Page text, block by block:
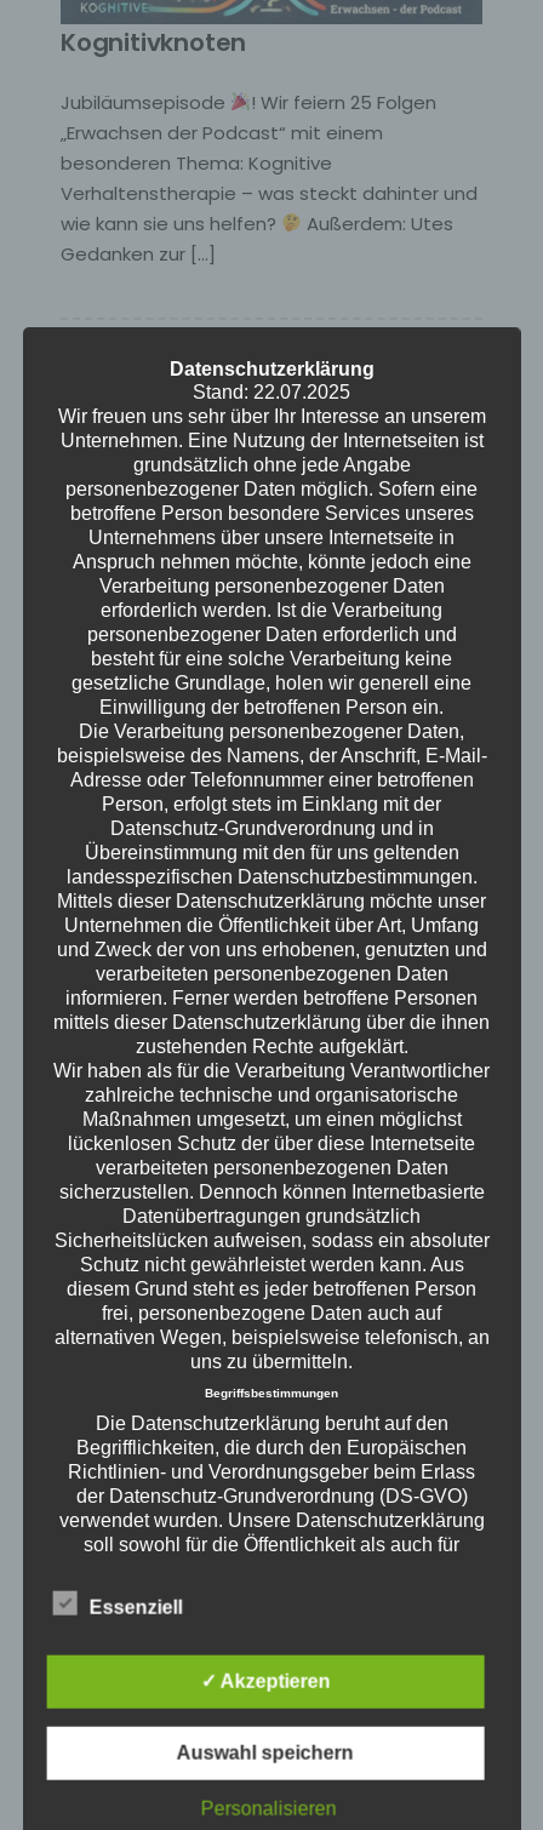
Kognitivknoten
Jubiläumsepisode
! Wir feiern 25 Folgen
„Erwachsen der Podcast“ mit einem
besonderen Thema: Kognitive
Verhaltenstherapie – was steckt dahinter und
wie kann sie uns helfen?
Außerdem: Utes
Gedanken zur […]
Corona reloaded
Ute ist wieder da! Ja, wir müssen nochmal
über COVID-19 reden, denn Ute bringt frische
Erfahrungen mit. Es folgt ein kleiner Ritt durch
das Erwachsensein. Irrsinn in der US-
Kandidaten-Debatte. Was macht ein
Holzknüppel im Turm eines Kampfpanzers?
Was ist das Gegenteil von Empathie? Fahren
Traktoren auch elektrisch? Hilft
Geoengineering gegen den Klimawandel? Wie
bereitet Ute eine Prüfung vor? Hörbar
mittendrin ist auch wieder Hund Milow. Viel
Spaß!
Erwachsen – der Podcast
science of everyday life
Wann ist man erwachsen? Wenn man an der
Wursttheke keine Wurst mehr auf die Hand
angeboten bekommt? Wenn man spät abends
Datenschutzerklärung
Stand: 22.07.2025
Wir freuen uns sehr über Ihr Interesse an unserem
Unternehmen. Eine Nutzung der Internetseiten ist
grundsätzlich ohne jede Angabe
personenbezogener Daten möglich. Sofern eine
betroffene Person besondere Services unseres
Unternehmens über unsere Internetseite in
Anspruch nehmen möchte, könnte jedoch eine
Verarbeitung personenbezogener Daten
erforderlich werden. Ist die Verarbeitung
personenbezogener Daten erforderlich und
besteht für eine solche Verarbeitung keine
gesetzliche Grundlage, holen wir generell eine
Einwilligung der betroffenen Person ein.
Die Verarbeitung personenbezogener Daten,
beispielsweise des Namens, der Anschrift, E-Mail-
Adresse oder Telefonnummer einer betroffenen
Person, erfolgt stets im Einklang mit der
Datenschutz-Grundverordnung und in
Übereinstimmung mit den für uns geltenden
landesspezifischen Datenschutzbestimmungen.
Mittels dieser Datenschutzerklärung möchte unser
Unternehmen die Öffentlichkeit über Art, Umfang
und Zweck der von uns erhobenen, genutzten und
verarbeiteten personenbezogenen Daten
informieren. Ferner werden betroffene Personen
mittels dieser Datenschutzerklärung über die ihnen
zustehenden Rechte aufgeklärt.
Wir haben als für die Verarbeitung Verantwortlicher
zahlreiche technische und organisatorische
Maßnahmen umgesetzt, um einen möglichst
lückenlosen Schutz der über diese Internetseite
verarbeiteten personenbezogenen Daten
sicherzustellen. Dennoch können Internetbasierte
Datenübertragungen grundsätzlich
Sicherheitslücken aufweisen, sodass ein absoluter
Schutz nicht gewährleistet werden kann. Aus
diesem Grund steht es jeder betroffenen Person
frei, personenbezogene Daten auch auf
alternativen Wegen, beispielsweise telefonisch, an
uns zu übermitteln.
Begriffsbestimmungen
Die Datenschutzerklärung beruht auf den
Begrifflichkeiten, die durch den Europäischen
Richtlinien- und Verordnungsgeber beim Erlass
der Datenschutz-Grundverordnung (DS-GVO)
verwendet wurden. Unsere Datenschutzerklärung
soll sowohl für die Öffentlichkeit als auch für
gewährleisten, möchten wir vorab die verwendeten
unter anderem die folgenden Begriffe:
Personenbezogene Daten sind alle Informationen,
die sich auf eine identifizierte oder identifizierbare
natürliche Person (im Folgenden „betroffene
Essenziell
✓ Akzeptieren
Auswahl speichern
Personalisieren